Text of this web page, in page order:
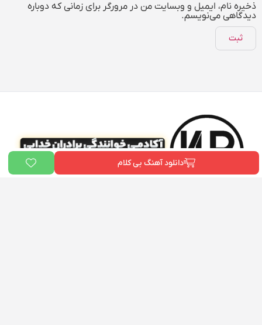
دانلود آهنگ بی کلام
ذخیره نام، ایمیل و وبسایت من در مرورگر برای زمانی که دوباره
دیدگاهی می‌نویسم.